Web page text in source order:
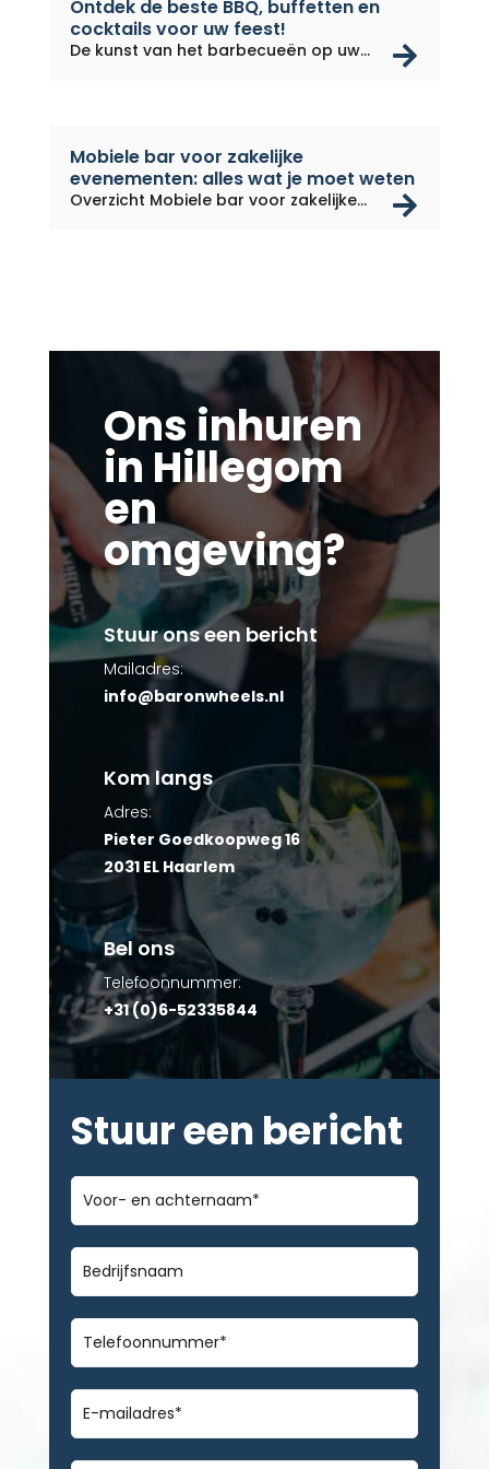
Ontdek de beste BBQ, buffetten en
cocktails voor uw feest!
De kunst van het barbecueën op uw...
Mobiele bar voor zakelijke
evenementen: alles wat je moet weten
Overzicht Mobiele bar voor zakelijke...
Ons inhuren
in Hillegom
en
omgeving?
Stuur ons een bericht
Mailadres:
info@baronwheels.nl
Kom langs
Adres:
Pieter Goedkoopweg 16
2031 EL Haarlem
Bel ons
Telefoonnummer:
+31 (0)6-52335844
Stuur een bericht
Voor-
en
achternaam*
Bedrijfsnaam
Telefoonnummer*
E-
mailadres*